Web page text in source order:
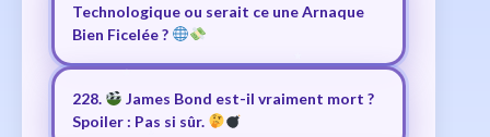
Technologique ou serait ce une Arnaque
Bien Ficelée ?
228.
James Bond est-il vraiment mort ?
Spoiler : Pas si sûr.